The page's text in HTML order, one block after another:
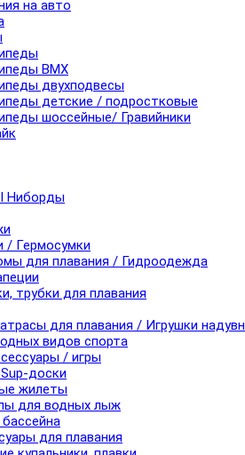
на авто
BMX
двухподвесы
детские / подростковые
шоссейные/ Гравийники
Ниборды
/ Гермосумки
для плавания / Гидроодежда
трубки для плавания
для плавания / Игрушки
видов спорта
/ игры
доски
жилеты
для водных лыж
для плавания